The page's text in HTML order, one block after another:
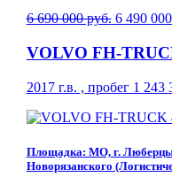
6 690 000 руб. 6 490
VOLVO FH-
2017 г.в. , пробег 1 243
Площадка: МО, г.
Новорязанского